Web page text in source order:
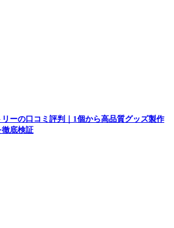
ーの口コミ評判｜1個から高品質グッズ製作
徹底検証